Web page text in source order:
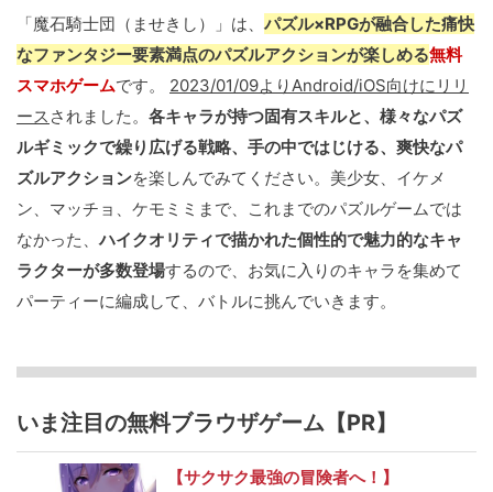
「魔石騎士団（ませきし）」は、 パズル×RPGが融合した痛快
なファンタジー要素満点のパズルアクションが楽しめる無料
スマホゲームです。 2023/01/09よりAndroid/iOS向けにリリ
ース されました。 各キャラが持つ固有スキルと、様々なパズ
ルギミックで繰り広げる戦略、手の中ではじける、爽快なパ
ズルアクションを楽しんでみてください。美少女、イケメ
ン、マッチョ、ケモミミまで、これまでのパズルゲームでは
なかった、ハイクオリティで描かれた個性的で魅力的なキャ
ラクターが多数登場するので、お気に入りのキャラを集めて
パーティーに編成して、バトルに挑んでいきます。
いま注目の無料ブラウザゲーム【PR】
【サクサク最強の冒険者へ！】